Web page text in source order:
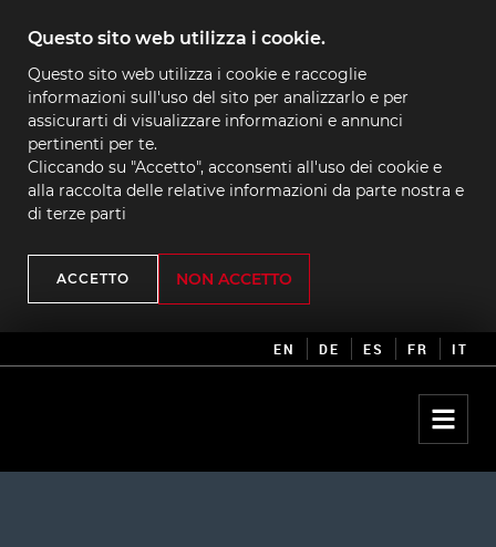
Questo sito web utilizza i cookie.
Questo sito web utilizza i cookie e raccoglie
informazioni sull'uso del sito per analizzarlo e per
assicurarti di visualizzare informazioni e annunci
pertinenti per te.
Cliccando su "Accetto", acconsenti all'uso dei cookie e
alla raccolta delle relative informazioni da parte nostra e
di terze parti
ACCETTO NON ACCETTO
EN DE ES FR IT